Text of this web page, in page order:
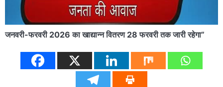
जनवरी-फरवरी 2026 का खाद्यान्न वितरण 28 फरवरी तक जारी रहेगा”